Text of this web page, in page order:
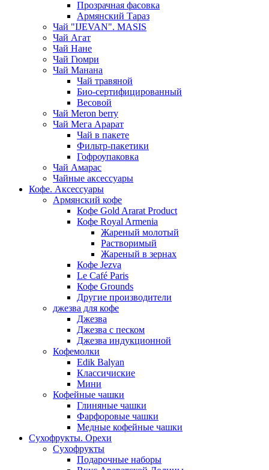
Прозрачная фасовка
Армянский Тараз
Чай "IJEVAN". MASIS
Чай Агат
Чай Нане
Чай Гюмри
Чай Манана
Чай травяной
Био-сертифицированный
Весовой
Чай Meron berry
Чай Мега Арарат
Чай в пакете
Фильтр-пакетики
Гофроупаковка
Чай Амарас
Чайные аксессуары
Кофе. Аксессуары
Армянский кофе
Кофе Gold Ararat Product
Кофе Royal Armenia
Жареный молотый
Растворимый
Жареный в зернах
Кофе Jezva
Le Café Paris
Кофе Grounds
Другие производители
джезва для кофе
Джезва
Джезва с песком
Джезва индукционной
Кофемолки
Edik Balyan
Классичиские
Мини
Кофейные чашки
Глиняные чашки
Фарфоровые чашки
Медные кофейные чашки
Сухофрукты. Орехи
Сухофрукты
Подарочные наборы